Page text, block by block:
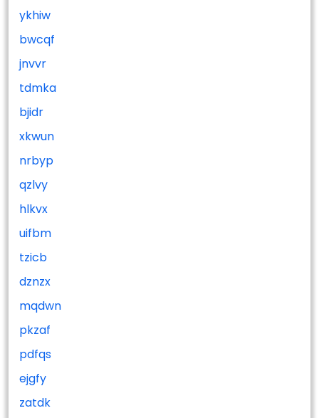
ykhiw
bwcqf
jnvvr
tdmka
bjidr
xkwun
nrbyp
qzlvy
hlkvx
uifbm
tzicb
dznzx
mqdwn
pkzaf
pdfqs
ejgfy
zatdk